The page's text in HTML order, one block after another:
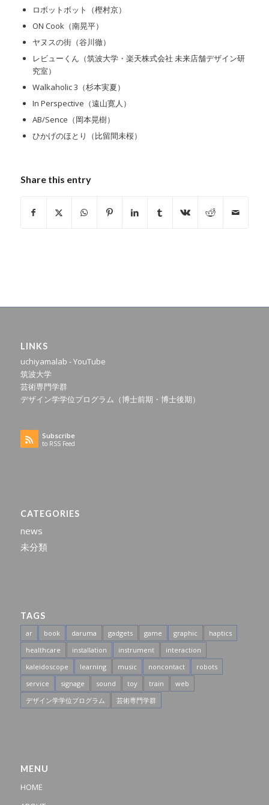
ロボットボット（樫村京）
ON Cook（南晃平）
ヤヌスの街（谷川徹）
レビューくん（筑波大学・楽天株式会社 未来店舗デザイン研
究室）
Walkaholic 3（杉本実夏）
In Perspective（遠山寛人）
AB/Sence（岡本晃樹）
ひかげのほとり（比留間未桜）
Share this entry
LINKS
uchiyamalab - YouTube
筑波大学
芸術専門学群
デザイン学学位プログラム（博士前期・博士後期）
Subscribe
to RSS Feed
CATEGORIES
news
未分類
TAGS
ar book daruma gadgets game graphic
haptics
healthcare
installation instrument
interaction
kaleidoscope
learning music noncontact
robots
service
signage sound toy train
web
デザイン学学位プログラム
芸術専門学群
MENU
HOME